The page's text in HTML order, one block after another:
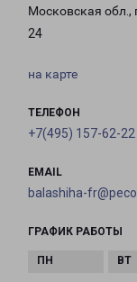
Московская обл.,
24
на карте
ТЕЛЕФОН
+7(495) 157-62-22
EMAIL
balashiha-
ГРАФИК РАБОТЫ